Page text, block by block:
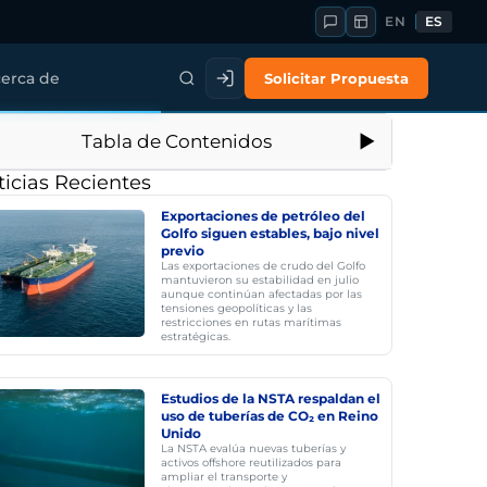
EN ES
de Solicitar Propuesta
Tabla de Contenidos
Recientes
Exportaciones de petróleo del
Golfo siguen estables, bajo nivel
previo
Las exportaciones de crudo del Golfo
mantuvieron su estabilidad en julio
aunque continúan afectadas por las
tensiones geopolíticas y las
restricciones en rutas marítimas
estratégicas.
Estudios de la NSTA respaldan el
uso de tuberías de CO₂ en Reino
Unido
La NSTA evalúa nuevas tuberías y
activos offshore reutilizados para
ampliar el transporte y